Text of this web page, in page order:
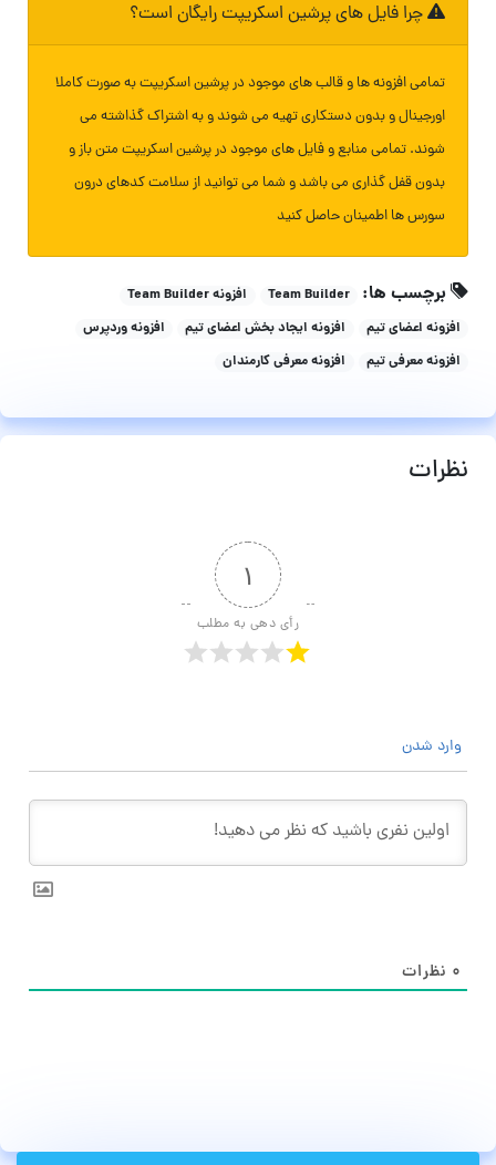
چرا فایل های پرشین اسکریپت رایگان است؟
تمامی افزونه ها و قالب های موجود در پرشین اسکریپت به صورت کاملا
اورجینال و بدون دستکاری تهیه می شوند و به اشتراک گذاشته می
شوند. تمامی منابع و فایل های موجود در پرشین اسکریپت متن باز و
بدون قفل گذاری می باشد و شما می توانید از سلامت کدهای درون
سورس ها اطمینان حاصل کنید
برچسب ها: Team Builder
افزونه Team Builder
افزونه اعضای تیم
افزونه ایجاد بخش اعضای تیم
افزونه وردپرس
افزونه معرفی تیم
افزونه معرفی کارمندان
نظرات
۱
رأی دهی به مطلب
وارد شدن
۰ نظرات